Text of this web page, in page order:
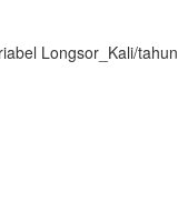
Longsor_Kali/tahun